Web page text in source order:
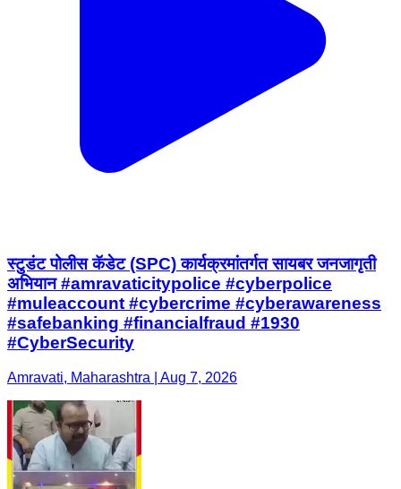
स्टुडंट पोलीस कॅडेट (SPC) कार्यक्रमांतर्गत सायबर जनजागृती
अभियान #amravaticitypolice #cyberpolice
#muleaccount #cybercrime #cyberawareness
#safebanking #financialfraud #1930
#CyberSecurity
Amravati, Maharashtra | Aug 7, 2026